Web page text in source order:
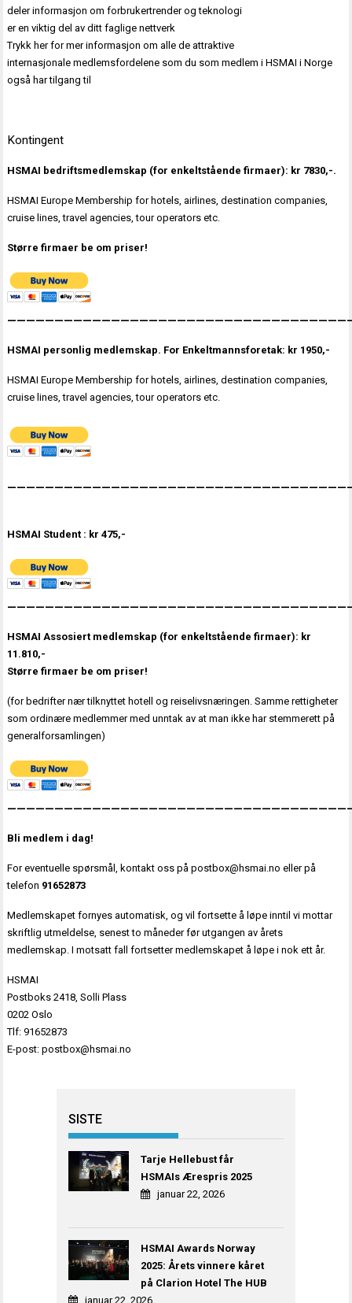
deler informasjon om forbrukertrender og teknologi
er en viktig del av ditt faglige nettverk
Trykk her for mer informasjon om alle de attraktive
internasjonale medlemsfordelene som du som medlem i HSMAI i Norge
også har tilgang til
Kontingent
HSMAI bedriftsmedlemskap (for enkeltstående firmaer): kr 7830,-.
HSMAI Europe Membership for hotels, airlines, destination companies,
cruise lines, travel agencies, tour operators etc.
Større firmaer be om priser!
HSMAI personlig medlemskap. For Enkeltmannsforetak: kr 1950,-
HSMAI Europe Membership for hotels, airlines, destination companies,
cruise lines, travel agencies, tour operators etc.
HSMAI Student : kr 475,-
HSMAI Assosiert medlemskap (for enkeltstående firmaer): kr
11.810,-
Større firmaer be om priser!
(for bedrifter nær tilknyttet hotell og reiselivsnæringen. Samme rettigheter
som ordinære medlemmer med unntak av at man ikke har stemmerett på
generalforsamlingen)
Bli medlem i dag!
For eventuelle spørsmål, kontakt oss påpostbox@hsmai.no eller på
telefon 91652873
Medlemskapet fornyes automatisk, og vil fortsette å løpe inntil vi mottar
skriftlig utmeldelse, senest to måneder før utgangen av årets
medlemskap. I motsatt fall fortsetter medlemskapet å løpe i nok ett år.
HSMAI
Postboks 2418, Solli Plass
0202 Oslo
Tlf: 91652873
E-post:postbox@hsmai.no
SISTE
Tarje Hellebust får
HSMAIs Ærespris 2025
januar 22, 2026
HSMAI Awards Norway
2025: Årets vinnere kåret
på Clarion Hotel The HUB
januar 22, 2026